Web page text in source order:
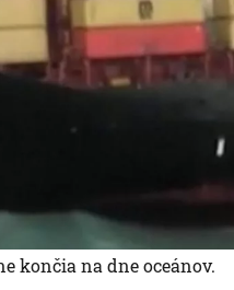
končia na dne oceánov.